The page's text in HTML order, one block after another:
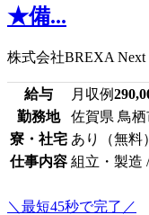
★備...
株式会社BREXA Next
給与 月収例
勤務地
佐賀県 鳥栖
寮・社宅 あり（無料）
仕事内容 組立・製造
＼最短45秒で完了／